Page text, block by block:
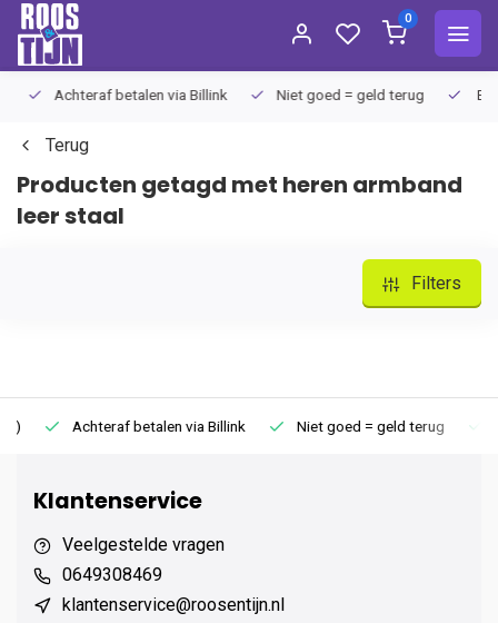
0
Achteraf betalen via Billink Niet goed = geld terug
Terug
Producten getagd met heren armband
leer staal
Filters
Achteraf betalen via Billink Niet goed = geld terug
Klantenservice
Veelgestelde vragen
0649308469
klantenservice@roosentijn.nl